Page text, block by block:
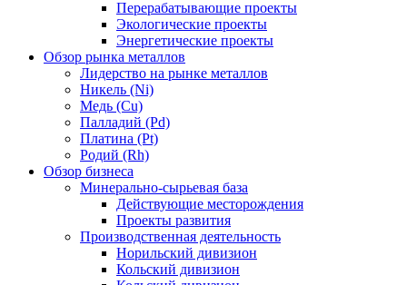
Перерабатывающие проекты
Экологические проекты
Энергетические проекты
Обзор рынка металлов
Лидерство на рынке металлов
Никель (Ni)
Медь (Cu)
Палладий (Pd)
Платина (Pt)
Родий (Rh)
Обзор бизнеса
Минерально-сырьевая база
Действующие месторождения
Проекты развития
Производственная деятельность
Норильский дивизион
Кольский дивизион